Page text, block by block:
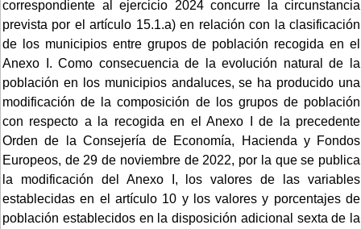
correspondiente al ejercicio 2024 concurre la circunstancia
prevista por el artículo 15.1.a) en relación con la clasificación
de los municipios entre grupos de población recogida en el
Anexo I. Como consecuencia de la evolución natural de la
población en los municipios andaluces, se ha producido una
modificación de la composición de los grupos de población
con respecto a la recogida en el Anexo I de la precedente
Orden de la Consejería de Economía, Hacienda y Fondos
Europeos, de 29 de noviembre de 2022, por la que se publica
la modificación del Anexo I, los valores de las variables
establecidas en el artículo 10 y los valores y porcentajes de
población establecidos en la disposición adicional sexta de la